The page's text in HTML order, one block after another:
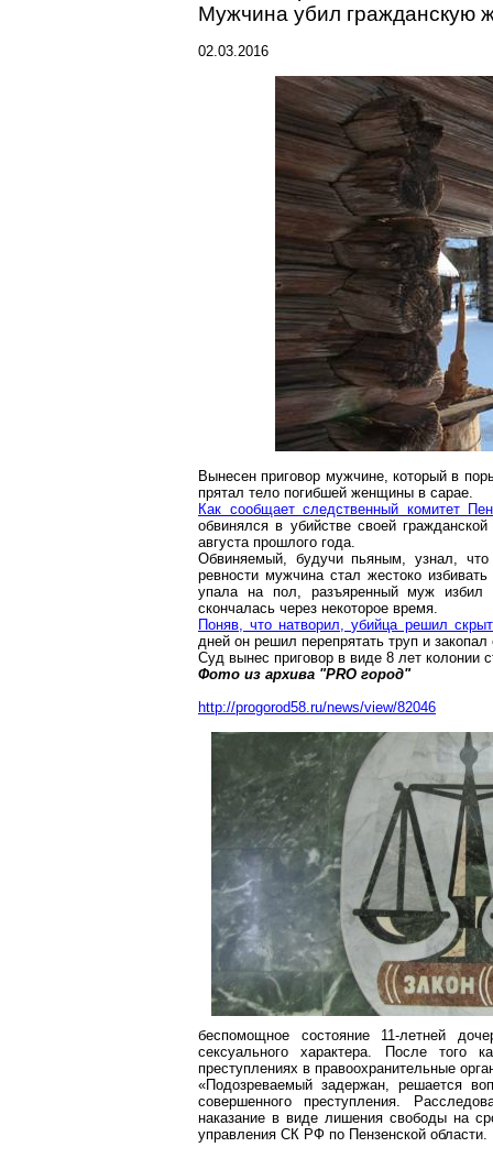
Мужчина убил гражданскую
02.03.2016
Вынесен приговор мужчине, который в
прятал тело погибшей женщины в сарае.
Как сообщает следственный комитет
обвинялся в убийстве своей
августа прошлого года.
Обвиняемый, будучи пьяным, узнал,
ревности мужчина стал жестоко
упала на пол, разъяренный муж
скончалась через некоторое время.
Поняв, что натворил, убийца решил
дней он решил перепрятать труп и
Суд вынес приговор в виде 8 лет колонии
Фото из архива "PRO город"
http://progorod58.ru/news/view/82046
беспомощное состояние 11-летней
сексуального характера. После
преступлениях в правоохранительные
«Подозреваемый задержан, решается
совершенного преступления.
наказание в виде лишения свободы на
управления СК РФ по Пензенской области.